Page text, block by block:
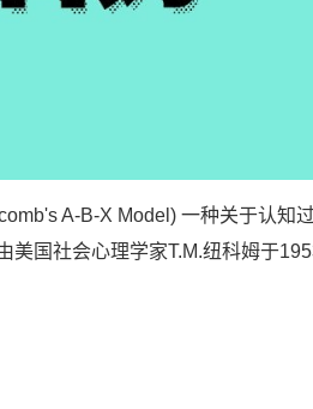
A-B-X Model) 一种关于认知
国社会心理学家T.M.纽科姆于